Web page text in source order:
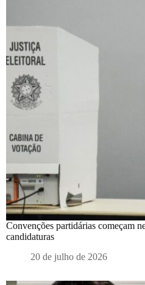
Convenções partidárias começam
candidaturas
20 de julho de 2026